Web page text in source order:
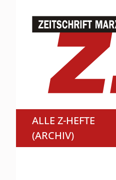
ALLE Z-HEFTE
(ARCHIV)